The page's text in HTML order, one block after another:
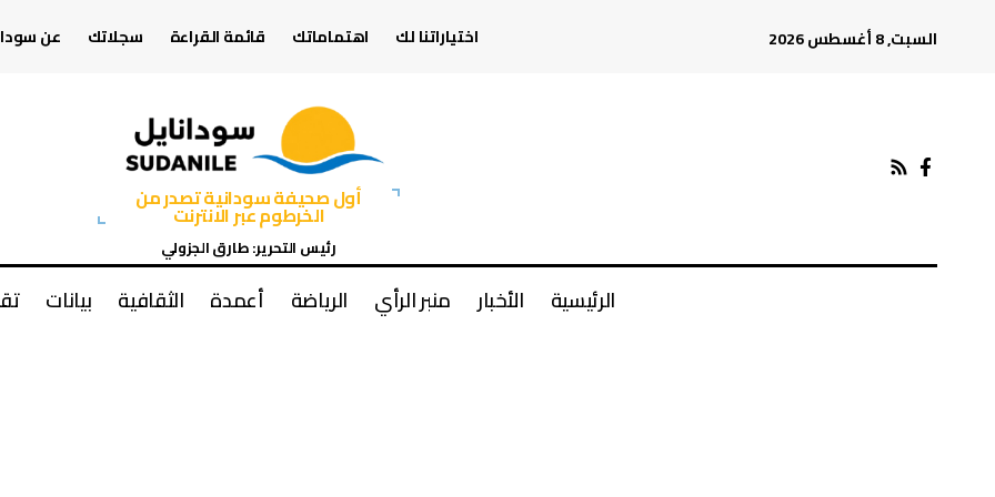
السبت, 8 أغسطس 2026 اختياراتنا لك اهتماماتك قائمة القراءة سجلاتك عن
أول صحيفة سودانية تصدر من
الخرطوم عبر الانترنت
رئيس التحرير: طارق الجزولي
الرئيسية الأخبار منبر الرأي الرياضة أعمدة الثقافية بيانات